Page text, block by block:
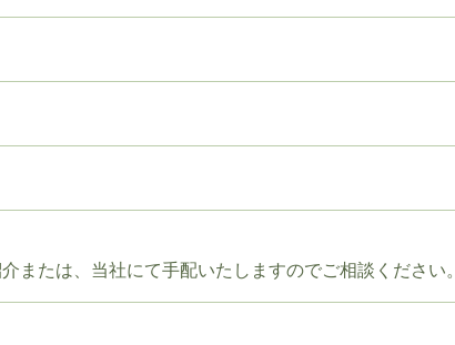
または、当社にて手配いたしますのでご相談ください。